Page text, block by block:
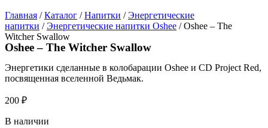
Главная /Каталог /Напитки /Энергетические
напитки /Энергетические напитки Oshee / Oshee – The
Witcher Swallow
Oshee – The Witcher Swallow
Энергетики сделанные в колобарации Oshee и CD Project Red,
посвященная вселенной Ведьмак.
200 ₽
В наличии